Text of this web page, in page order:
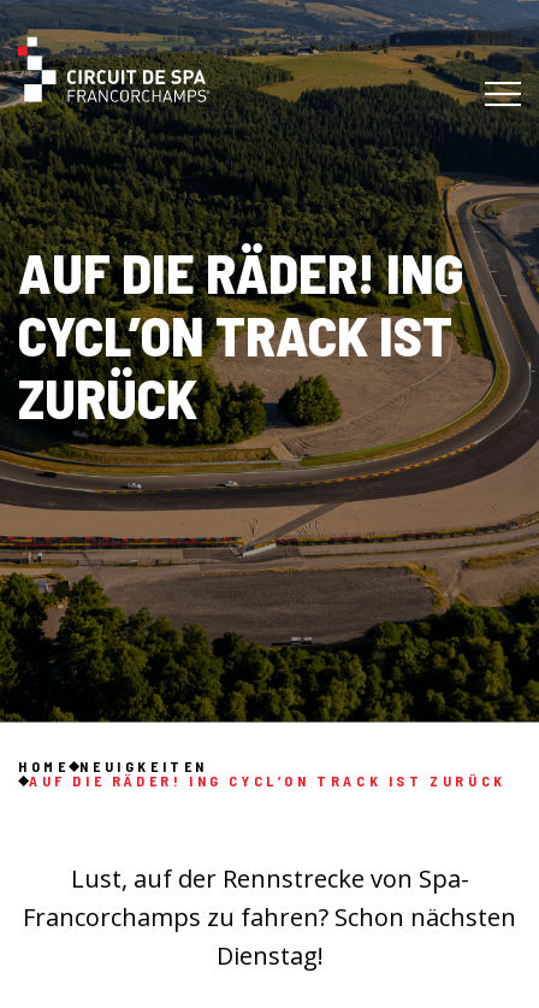
AUF DIE RÄDER! ING
CYCL’ON TRACK IST
ZURÜCK
HOME
NEUIGKEITEN
AUF DIE RÄDER! ING CYCL’ON TRACK IST ZURÜCK
Lust, auf der Rennstrecke von Spa-
Francorchamps zu fahren? Schon nächsten
Dienstag!